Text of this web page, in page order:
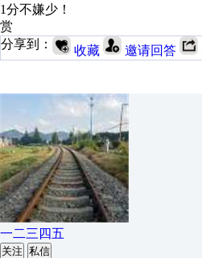
1分不嫌少！
赏
分享到：
收藏 邀请回答
一二三四五
关注 私信